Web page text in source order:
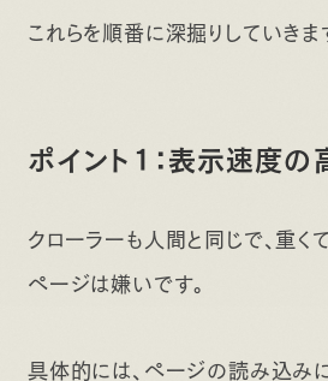
これらを順番に深掘りしていきま
ポイント1：表示速度の
クローラーも人間と同じで、重
ページは嫌いです。
具体的には、ページの読み込み